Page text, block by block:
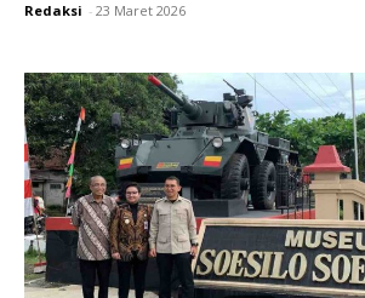
Redaksi - 23 Maret 2026